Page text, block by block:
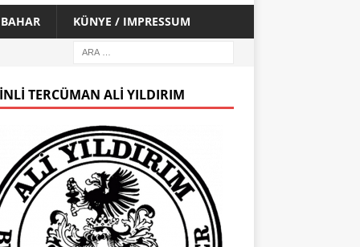
KÜNYE / IMPRESSUM
TERCÜMAN ALI YILDIRIM